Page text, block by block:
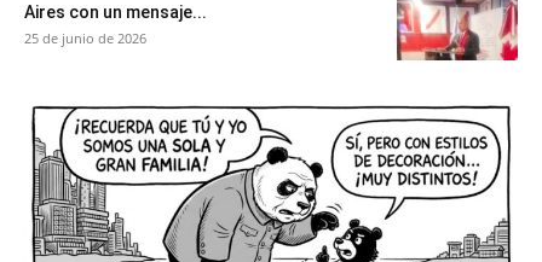
Aires con un mensaje...
25 de junio de 2026